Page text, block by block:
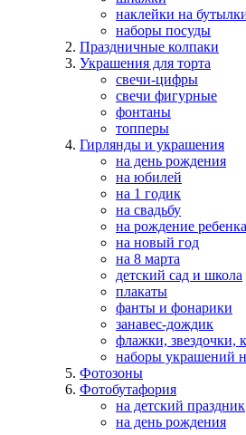
наклейки на
наборы посуды
Праздничные колпаки
Украшения для торта
свечи-цифры
свечи фигурные
фонтаны
топперы
Гирлянды и украшения
на день рождения
на юбилей
на 1 годик
на свадьбу
на рождение ребенка
на новый год
на 8 марта
детский сад и школа
плакаты
фанты и фонарики
занавес-дождик
флажки, звездочки,
наборы украшений
Фотозоны
Фотобутафория
на детский праздник
на день рождения